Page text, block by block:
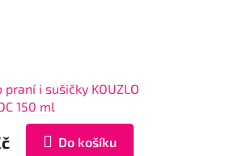
i sušičky KOUZLO
150 ml
Do košíku